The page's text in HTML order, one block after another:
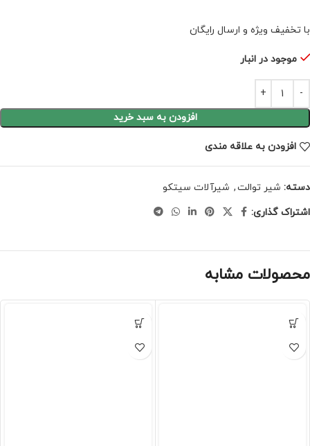
با تخفیف ویژه و ارسال رایگان
موجود در انبار
افزودن به سبد خرید
افزودن به علاقه مندی
دسته: شیر توالت, شیرآلات سیتکو
اشتراک گذاری:
محصولات مشابه